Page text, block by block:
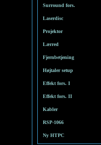
Surround fors.
Laserdisc
Projektor
Lærred
Fjernbetjening
Højtaler setup
Effekt fors. I
Effekt fors. II
Kabler
RSP-1066
Ny HTPC